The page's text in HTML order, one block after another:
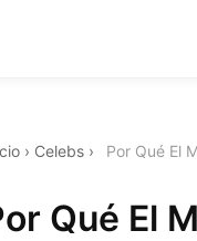
› Celebs › Por Qué El
Qué El